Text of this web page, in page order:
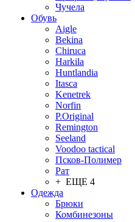
Чучела
Обувь
Aigle
Bekina
Chiruсa
Harkila
Huntlandia
Itasca
Kenetrek
Norfin
P.Original
Remington
Seeland
Voodoo tactical
Псков-Полимер
Рат
+ ЕЩЕ 4
Одежда
Брюки
Комбинезоны